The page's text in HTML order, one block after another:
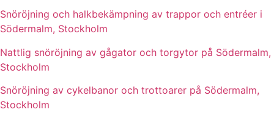
Snöröjning och halkbekämpning av trappor och entréer i
Södermalm, Stockholm
Nattlig snöröjning av gågator och torgytor på Södermalm,
Stockholm
Snöröjning av cykelbanor och trottoarer på Södermalm,
Stockholm